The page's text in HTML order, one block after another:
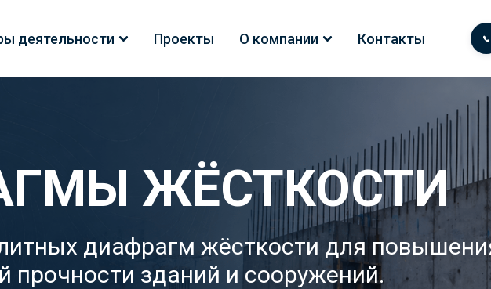
деятельности Проекты О компании Контакты
ЖЁСТКОСТИ
диафрагм жёсткости для
прочности зданий и сооружений.